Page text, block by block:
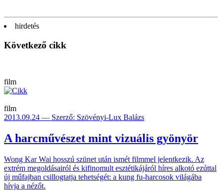
hirdetés
Következő cikk
film
film
2013.09.24 — Szerző: Szövényi-Lux Balázs
A harcművészet mint vizuális gyönyör
Wong Kar Wai hosszú szünet után ismét film­mel jelentkezik. Az
extrém meg­oldá­sairól és kifino­mult eszté­tiká­járól híres alkotó ezúttal
új műfaj­ban csillog­tatja tehet­ségét: a kung fu-har­co­sok világába
hívja a nézőt.